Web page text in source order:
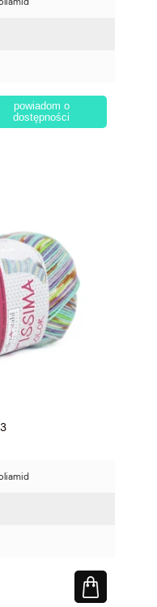
powiadom o
dostępności